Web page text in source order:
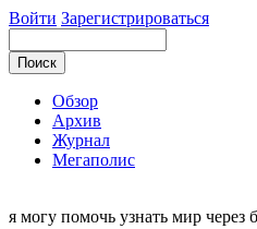
Войти Зарегистрироваться
Обзор
Архив
Журнал
Мегаполис
я могу помочь узнать мир через